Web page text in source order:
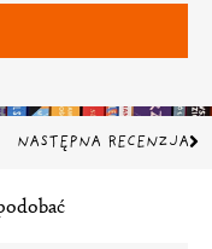
NASTĘPNA RECENZJA